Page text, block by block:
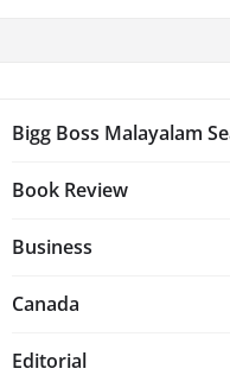
Bigg Boss Malayalam
Book Review
Business
Canada
Editorial